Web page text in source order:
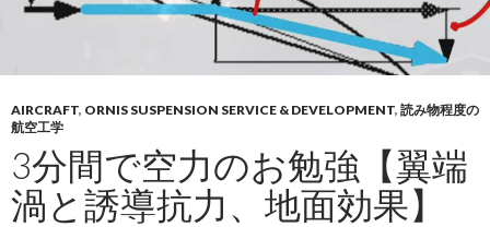
AIRCRAFT, ORNIS SUSPENSION SERVICE & DEVELOPMENT, 読み物程度の
航空工学
3分間で空力のお勉強【翼端
渦と誘導抗力、地面効果】